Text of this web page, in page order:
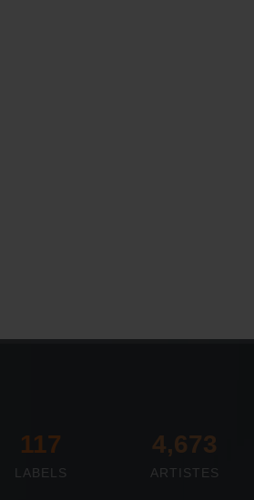
117
LABELS
4,673
ARTISTES